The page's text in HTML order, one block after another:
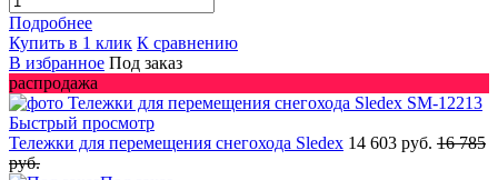
Подробнее
Купить в 1 клик К сравнению
В избранное Под заказ
распродажа
Быстрый просмотр
Тележки для перемещения снегохода Sledex 14 603 руб. 16 785
руб.